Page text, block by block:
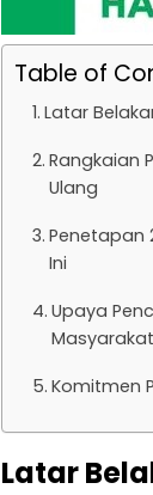
Table of
Latar
Rangkaian
Ulang
Penetapan
Ini
Upaya
Masyarakat
Komitmen
Latar